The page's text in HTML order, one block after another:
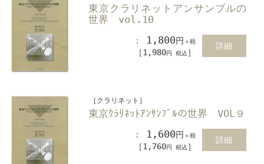
東京クラリネットアンサンブルの
世界 vol.10
： 1,800円 ＋税
［1,980円 税込 ］
詳細
［クラリネット］
東京ｸﾗﾘﾈｯﾄｱﾝｻﾝﾌﾞﾙの世界 VOL９
： 1,600円 ＋税
［1,760円 税込 ］
詳細